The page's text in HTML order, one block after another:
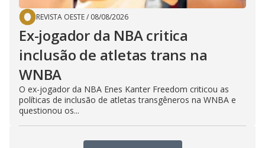
REVISTA OESTE/ 08/08/2026
Ex-jogador da NBA critica
inclusão de atletas trans na
WNBA
O ex-jogador da NBA Enes Kanter Freedom criticou as
políticas de inclusão de atletas transgêneros na WNBA e
questionou os...